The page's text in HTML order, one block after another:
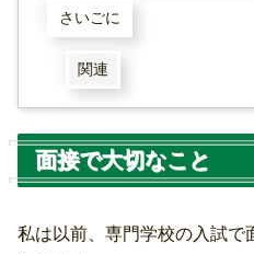
さいごに
関連
面接で大切なこと
私は以前、専門学校の入試で